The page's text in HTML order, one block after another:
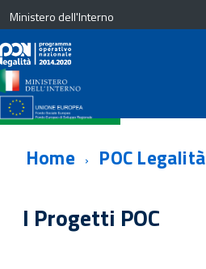
Ministero dell'Interno
Home POC Legalità
I Progetti POC